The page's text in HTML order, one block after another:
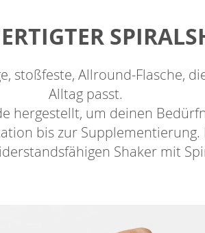
stoßfeste, Allround-Flasche,
Alltag passt.
hergestellt, um deinen
bis zur Supplementierung.
Shaker mit